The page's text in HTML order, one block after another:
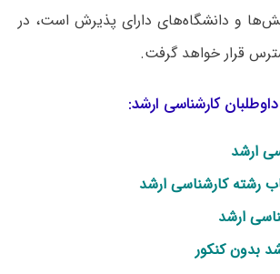
و دانشگاه‌های دارای پذیرش است، در
قرار خواهد گرفت.
کارشناسی ارشد:
ارشد
رشته کارشناسی ارشد
ارشد
بدون کنکور